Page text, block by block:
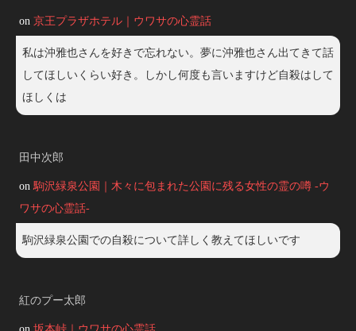
on 京王プラザホテル｜ウワサの心霊話
私は沖雅也さんを好きで忘れない。夢に沖雅也さん出てきて話
してほしいくらい好き。しかし何度も言いますけど自殺はして
ほしくは
田中次郎
on駒沢緑泉公園｜木々に包まれた公園に残る女性の霊の噂 -ウ
ワサの心霊話-
駒沢緑泉公園での自殺について詳しく教えてほしいです
紅のプー太郎